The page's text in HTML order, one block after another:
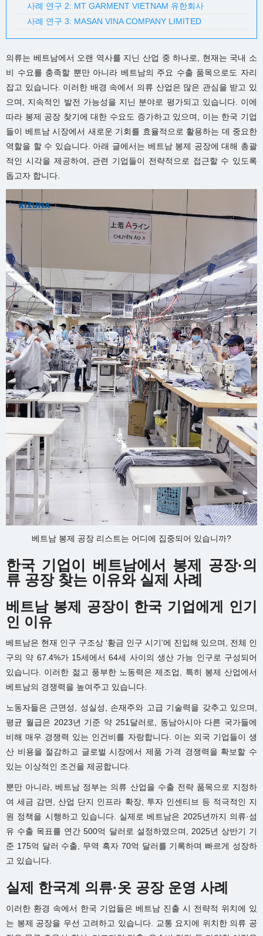
사례 연구 2: MT GARMENT VIETNAM 유한회사
사례 연구 3: MASAN VINA COMPANY LIMITED
의류는 베트남에서 오랜 역사를 지닌 산업 중 하나로, 현재는 국내 소
비 수요를 충족할 뿐만 아니라 베트남의 주요 수출 품목으로도 자리
잡고 있습니다. 이러한 배경 속에서 의류 산업은 많은 관심을 받고 있
으며, 지속적인 발전 가능성을 지닌 분야로 평가되고 있습니다. 이에
따라 봉제 공장 찾기에 대한 수요도 증가하고 있으며, 이는 한국 기업
들이 베트남 시장에서 새로운 기회를 효율적으로 활용하는 데 중요한
역할을 할 수 있습니다. 아래 글에서는 베트남 봉제 공장에 대해 총괄
적인 시각을 제공하여, 관련 기업들이 전략적으로 접근할 수 있도록
돕고자 합니다.
베트남 봉제 공장 리스트는 어디에 집중되어 있습니까?
한국 기업이 베트남에서 봉제 공장·의
류 공장 찾는 이유와 실제 사례
베트남 봉제 공장이 한국 기업에게 인기
인 이유
베트남은 현재 인구 구조상 ‘황금 인구 시기’에 진입해 있으며, 전체 인
구의 약 67.4%가 15세에서 64세 사이의 생산 가능 인구로 구성되어
있습니다. 이러한 젊고 풍부한 노동력은 제조업, 특히 봉제 산업에서
베트남의 경쟁력을 높여주고 있습니다.
노동자들은 근면성, 성실성, 손재주와 고급 기술력을 갖추고 있으며,
평균 월급은 2023년 기준 약 251달러로, 동남아시아 다른 국가들에
비해 매우 경쟁력 있는 인건비를 자랑합니다. 이는 외국 기업들이 생
산 비용을 절감하고 글로벌 시장에서 제품 가격 경쟁력을 확보할 수
있는 이상적인 조건을 제공합니다.
뿐만 아니라, 베트남 정부는 의류 산업을 수출 전략 품목으로 지정하
여 세금 감면, 산업 단지 인프라 확장, 투자 인센티브 등 적극적인 지
원 정책을 시행하고 있습니다. 실제로 베트남은 2025년까지 의류·섬
유 수출 목표를 연간 500억 달러로 설정하였으며, 2025년 상반기 기
준 175억 달러 수출, 무역 흑자 70억 달러를 기록하며 빠르게 성장하
고 있습니다.
실제 한국계 의류·옷 공장 운영 사례
이러한 환경 속에서 한국 기업들은 베트남 진출 시 전략적 위치에 있
는 봉제 공장을 우선 고려하고 있습니다. 교통 요지에 위치한 의류 공